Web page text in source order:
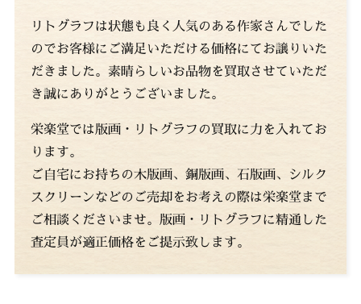
リトグラフは状態も良く人気のある作家さんでした
のでお客様にご満足いただける価格にてお譲りいた
だきました。素晴らしいお品物を買取させていただ
き誠にありがとうございました。
栄楽堂では版画・リトグラフの買取に力を入れてお
ります。
ご自宅にお持ちの木版画、銅版画、石版画、シルク
スクリーンなどのご売却をお考えの際は栄楽堂まで
ご相談くださいませ。版画・リトグラフに精通した
査定員が適正価格をご提示致します。